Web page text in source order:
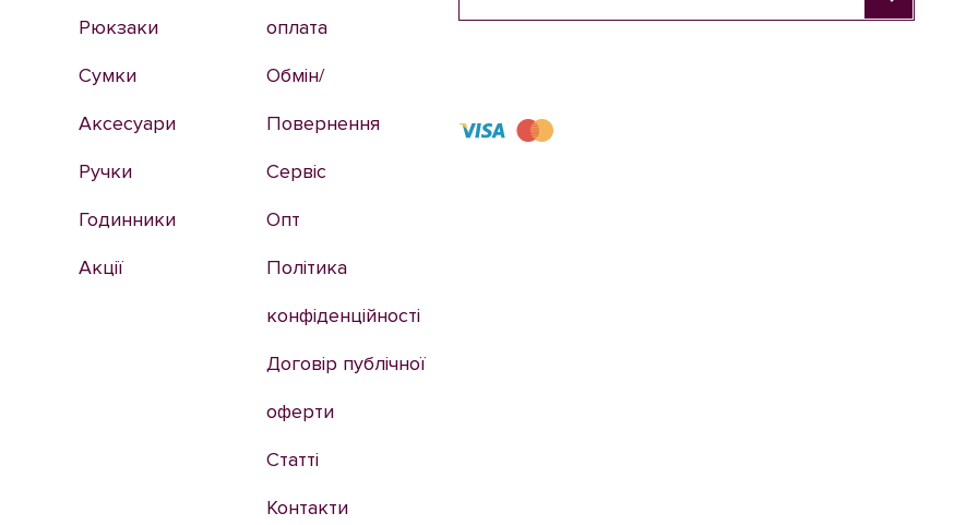
Рюкзаки
Сумки
Аксесуари
Ручки
Годинники
Акції
оплата
Обмін/
Повернення
Сервіс
Опт
Політика
конфіденційності
Договір публічної
оферти
Статті
Контакти